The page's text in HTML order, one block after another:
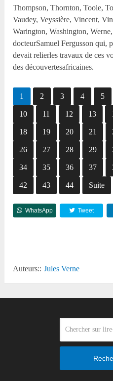
Thompson, Thornton, Toole,
Vaudey, Veyssière, Vincent,
Warington, Washington,
docteurSamuel Fergusson qui,
devait relierles travaux de ces
des découvertesafricaines.
1 2 3 4 5
10 11 12 13
18 19 20 21
26 27 28 29
34 35 36 37
42 43 44 Suite
WhatsApp Tweet
Auteurs:: Jules Verne